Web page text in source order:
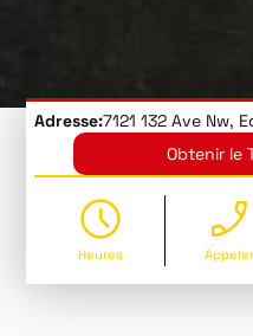
Adresse:7121 132 Ave Nw,
Obtenir le
Heures Appeler